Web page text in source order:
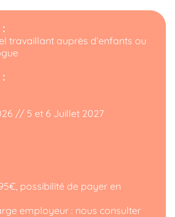
travaillant auprès d’enfants ou
// 5 et 6 Juillet 2027
possibilité de payer en
employeur : nous consulter